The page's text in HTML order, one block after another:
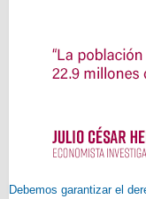
Debemos garantizar el